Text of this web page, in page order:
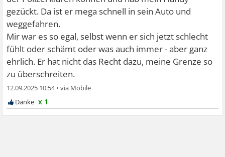
gezückt. Da ist er mega schnell in sein Auto und
weggefahren.
Mir war es so egal, selbst wenn er sich jetzt schlecht
fühlt oder schämt oder was auch immer - aber ganz
ehrlich. Er hat nicht das Recht dazu, meine Grenze so
zu überschreiten.
12.09.2025 10:54•
x 1